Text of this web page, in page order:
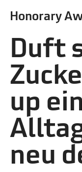
Honorary
Duft
up ein
neu